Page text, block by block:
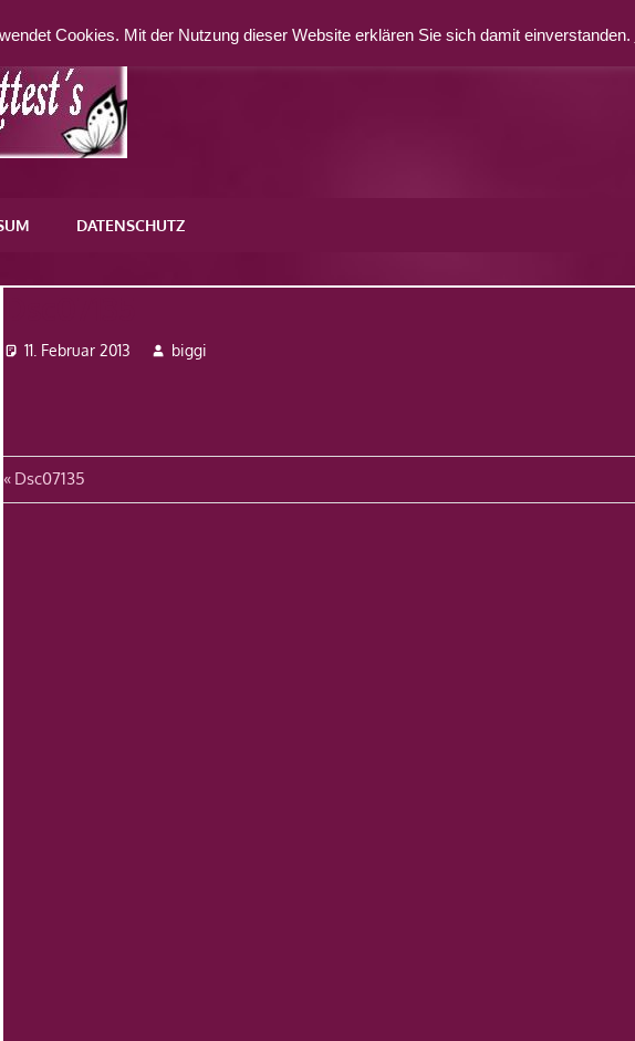
DATENSCHUTZ
11. Februar 2013 biggi
Beitragsnavigation
Vorheriger
Beitrag:
Dsc07135
Cookies. Mit der Nutzung dieser Website erklären Sie sich damit einverstanden.